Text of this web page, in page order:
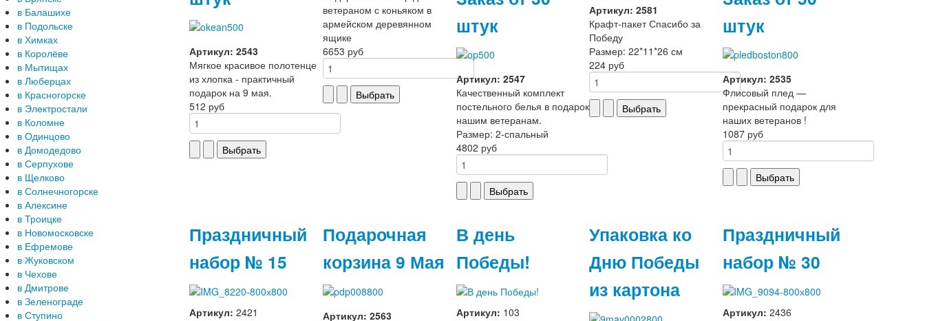
Артикул: 2543
Мягкое красивое полотенце
из хлопка - практичный
подарок на 9 мая.
512 руб
ветераном с коньяком в
армейском деревянном
ящике
6653 руб
штук
Артикул: 2547
Качественный комплект
постельного белья в подарок
нашим ветеранам.
Размер: 2-спальный
4802 руб
Артикул: 2581
Крафт-пакет Спасибо за
Победу
Размер: 22*11*26 см
224 руб
штук
Артикул: 2535
Флисовый плед —
прекрасный подарок для
наших ветеранов !
1087 руб
Праздничный
набор № 15
Артикул: 2421
Подарочная
корзина 9 Мая
Артикул: 2563
В день
Победы!
Артикул: 103
Упаковка ко
Дню Победы
из картона
Праздничный
набор № 30
Артикул: 2436
в Балашихе
в Подольске
в Химках
в Королёве
в Мытищах
в Люберцах
в Красногорске
в Электростали
в Коломне
в Одинцово
в Домодедово
в Серпухове
в Щелково
в Солнечногорске
в Алексине
в Троицке
в Новомосковске
в Ефремове
в Жуковском
в Чехове
в Дмитрове
в Зеленограде
в Ступино